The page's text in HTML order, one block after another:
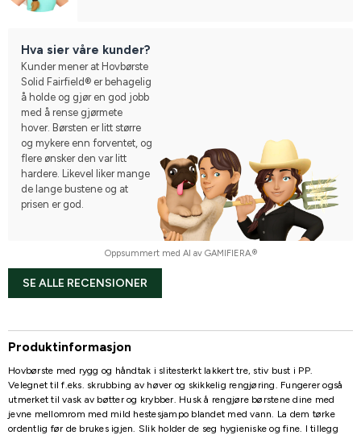
Hva sier våre kunder?
Kunder mener at Hovbørste
Solid Fairfield® er behagelig
å holde og gjør en god jobb
med å rense gjørmete
hover. Børsten er litt større
og mykere enn forventet, og
flere ønsker den var litt
hardere. Likevel liker mange
de lange bustene og at
prisen er god.
Oppsummert med AI av GAMIFIERA.®
SE ALLE RECENSIONER
Produktinformasjon
Hovbørste med rygg og håndtak i slitesterkt lakkert tre, stiv bust i PP.
Velegnet til f.eks. skrubbing av høver og skikkelig rengjøring. Fungerer også
utmerket til vask av bøtter og krybber. Husk å rengjøre børstene dine med
jevne mellomrom med mild hestesjampo blandet med vann. La dem tørke
ordentlig før de brukes igjen. Slik holder de seg hygieniske og fine. I tillegg